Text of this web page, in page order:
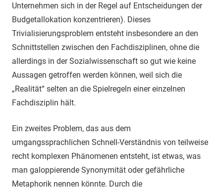
Unternehmen sich in der Regel auf Entscheidungen der
Budgetallokation konzentrieren). Dieses
Trivialisierungsproblem entsteht insbesondere an den
Schnittstellen zwischen den Fachdisziplinen, ohne die
allerdings in der Sozialwissenschaft so gut wie keine
Aussagen getroffen werden können, weil sich die
„Realität“ selten an die Spielregeln einer einzelnen
Fachdisziplin hält.
Ein zweites Problem, das aus dem
umgangssprachlichen Schnell-Verständnis von teilweise
recht komplexen Phänomenen entsteht, ist etwas, was
man galoppierende Synonymität oder gefährliche
Metaphorik nennen könnte. Durch die